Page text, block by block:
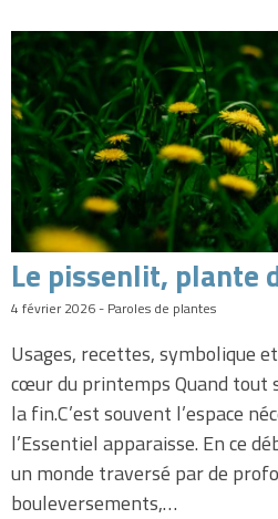
Le pissenlit, plante
4 février 2026 - Paroles de plantes
Usages, recettes, symbolique
cœur du printemps Quand tout
la fin.C’est souvent l’espace
l’Essentiel apparaisse. En ce
un monde traversé par de
bouleversements,…